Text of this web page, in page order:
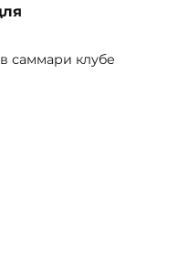
саммари клубе